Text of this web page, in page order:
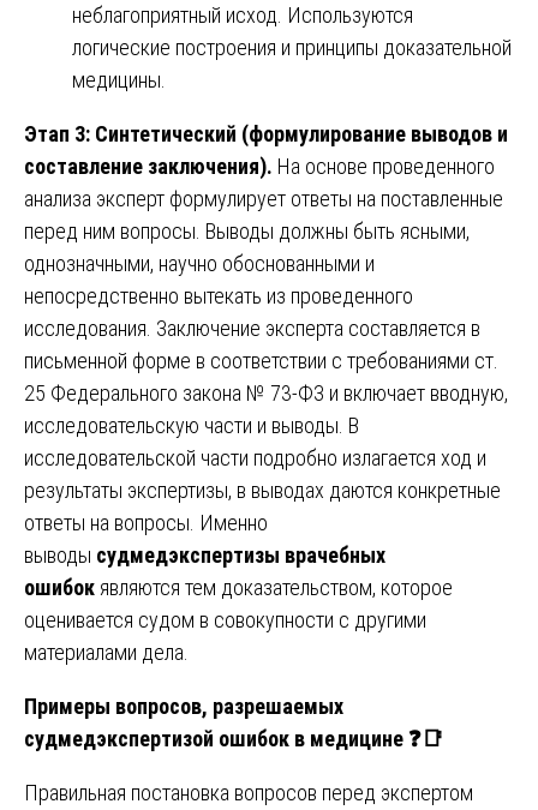
неблагоприятный исход. Используются
логические построения и принципы доказательной
медицины.
Этап 3: Синтетический (формулирование выводов и
составление заключения). На основе проведенного
анализа эксперт формулирует ответы на поставленные
перед ним вопросы. Выводы должны быть ясными,
однозначными, научно обоснованными и
непосредственно вытекать из проведенного
исследования. Заключение эксперта составляется в
письменной форме в соответствии с требованиями ст.
25 Федерального закона № 73-ФЗ и включает вводную,
исследовательскую части и выводы. В
исследовательской части подробно излагается ход и
результаты экспертизы, в выводах даются конкретные
ответы на вопросы. Именно
выводы судмедэкспертизы врачебных
ошибок являются тем доказательством, которое
оценивается судом в совокупности с другими
материалами дела.
Примеры вопросов, разрешаемых
судмедэкспертизой ошибок в медицине ❓📑
Правильная постановка вопросов перед экспертом